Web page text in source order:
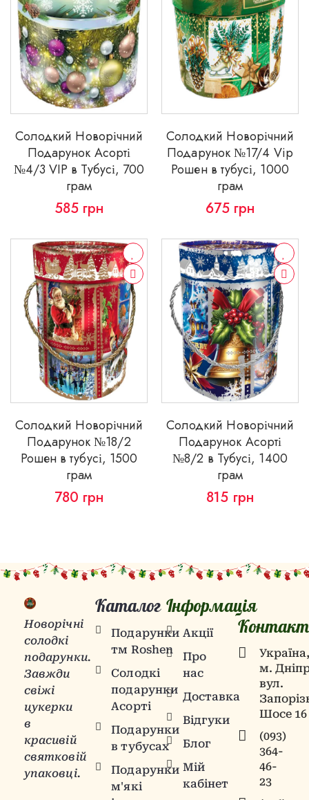
Солодкий Новорічний
Подарунок Асорті
№4/3 VIP в Тубусі, 700
грам
585 грн
Солодкий Новорічний
Подарунок №17/4 Vip
Рошен в тубусі, 1000
грам
675 грн
Солодкий Новорічний
Подарунок №18/2
Рошен в тубусі, 1500
грам
780 грн
Солодкий Новорічний
Подарунок Асорті
№8/2 в Тубусі, 1400
грам
815 грн
Новорічні
солодкі
подарунки.
Завжди
свіжі
цукерки
в
красивій
святковій
упаковці.
Каталог
Подарунки
тм Roshen
Солодкі
подарунки
Асорті
Подарунки
в тубусах
Подарунки
м'які
Інформація
Акції
Про
нас
Доставка
Відгуки
Блог
Мій
кабінет
м.
вул.
Шосе 16
(093)
364-
46-
23